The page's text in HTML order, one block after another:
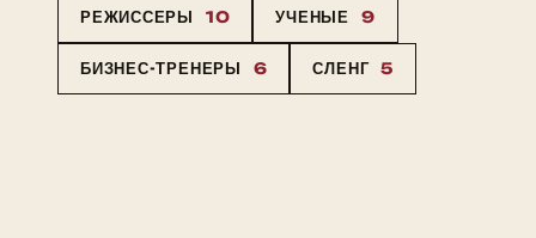
РЕЖИССЕРЫ 10 УЧЕНЫЕ 9
БИЗНЕС-ТРЕНЕРЫ 6 СЛЕНГ 5